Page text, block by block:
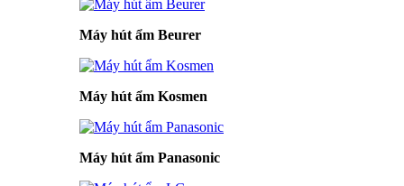
Máy hút ẩm Beurer
Máy hút ẩm Kosmen
Máy hút ẩm Panasonic